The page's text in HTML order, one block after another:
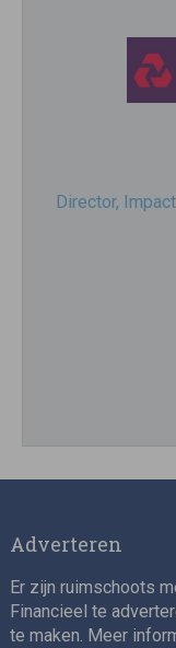
Director,
Impact
Adverteren
Er zijn ruimschoots
Financieel te
te maken. Meer